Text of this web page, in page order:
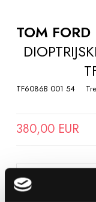
THE
BEGINNING
OF
GALLERY
TOM FORD
TF6086B 001 54
380,00 EUR